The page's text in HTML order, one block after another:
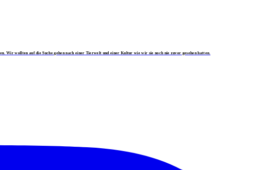
Wir wollten auf die Suche gehen nach einer Tierwelt und einer Kultur wie wir sie noch nie zuvor gesehen hatten.